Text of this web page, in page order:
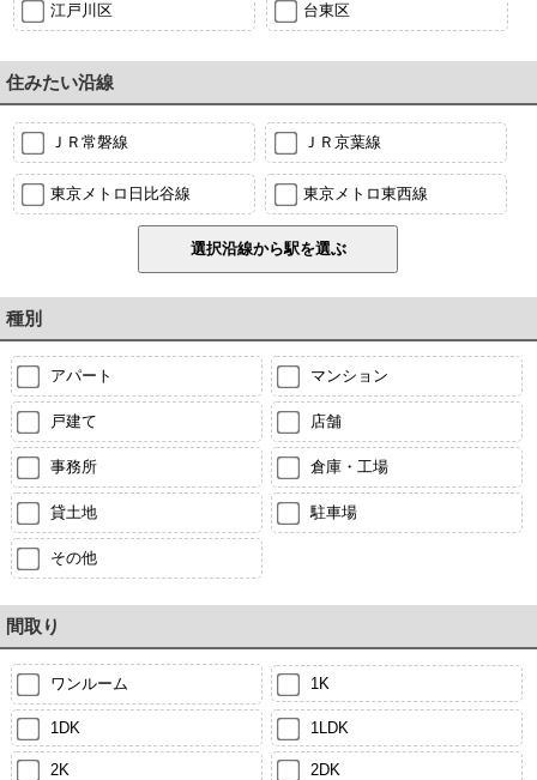
江戸川区 台東区
住みたい沿線
ＪＲ常磐線 ＪＲ京葉線
東京メトロ日比谷線 東京メトロ東西線
種別
アパート マンション
戸建て 店舗
事務所 倉庫・工場
貸土地 駐車場
その他
間取り
ワンルーム 1K
1DK 1LDK
2K 2DK